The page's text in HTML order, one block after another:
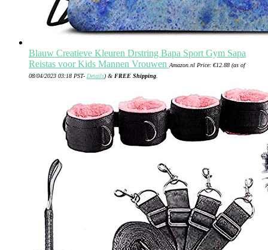
Blauw Creatieve Kleuren Drstring Bapa Sport Gym Sapa
Reistas voor Kids Mannen Vrouwen Amazon.nl Price: €12.88 (as of
08/04/2023 03:18 PST- Details) & FREE Shipping